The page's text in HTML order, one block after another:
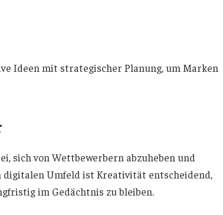
Ideen mit strategischer Planung, um Marken
sich von Wettbewerbern abzuheben und
digitalen Umfeld ist Kreativität entscheidend,
im Gedächtnis zu bleiben.